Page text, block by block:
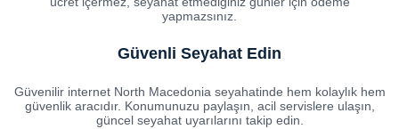
yapmazsınız.
Güvenli Seyahat Edin
Güvenilir internet North Macedonia seyahatinde hem kolaylık hem
güvenlik aracıdır. Konumunuzu paylaşın, acil servislere ulaşın,
güncel seyahat uyarılarını takip edin.